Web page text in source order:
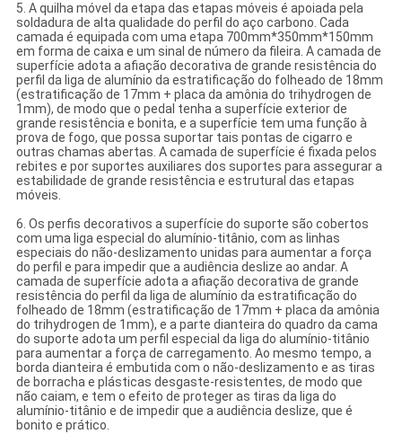
5. A quilha móvel da etapa das etapas móveis é apoiada pela
soldadura de alta qualidade do perfil do aço carbono. Cada
camada é equipada com uma etapa 700mm*350mm*150mm
em forma de caixa e um sinal de número da fileira. A camada de
superfície adota a afiação decorativa de grande resistência do
perfil da liga de alumínio da estratificação do folheado de 18mm
(estratificação de 17mm + placa da amônia do trihydrogen de
1mm), de modo que o pedal tenha a superfície exterior de
grande resistência e bonita, e a superfície tem uma função à
prova de fogo, que possa suportar tais pontas de cigarro e
outras chamas abertas. A camada de superfície é fixada pelos
rebites e por suportes auxiliares dos suportes para assegurar a
estabilidade de grande resistência e estrutural das etapas
móveis.
6. Os perfis decorativos a superfície do suporte são cobertos
com uma liga especial do alumínio-titânio, com as linhas
especiais do não-deslizamento unidas para aumentar a força
do perfil e para impedir que a audiência deslize ao andar. A
camada de superfície adota a afiação decorativa de grande
resistência do perfil da liga de alumínio da estratificação do
folheado de 18mm (estratificação de 17mm + placa da amônia
do trihydrogen de 1mm), e a parte dianteira do quadro da cama
do suporte adota um perfil especial da liga do alumínio-titânio
para aumentar a força de carregamento. Ao mesmo tempo, a
borda dianteira é embutida com o não-deslizamento e as tiras
de borracha e plásticas desgaste-resistentes, de modo que
não caiam, e tem o efeito de proteger as tiras da liga do
alumínio-titânio e de impedir que a audiência deslize, que é
bonito e prático.